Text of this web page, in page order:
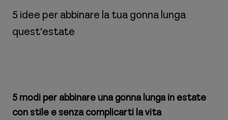
5 idee per abbinare la tua gonna lunga
quest'estate
5 modi per abbinare una gonna lunga in estate
con stile e senza complicarti la vita